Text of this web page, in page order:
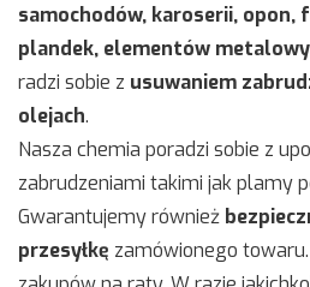
samochodów, karoserii,
plandek, elementów
radzi sobie z usuwaniem
olejach.
Nasza chemia poradzi sobie z
zabrudzeniami takimi jak plamy
Gwarantujemy również
przesyłkę zamówionego